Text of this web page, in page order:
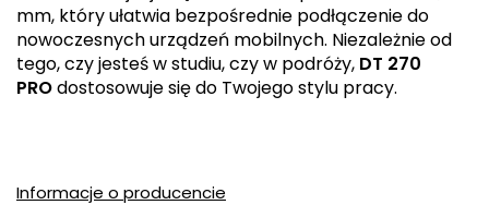
mm, który ułatwia bezpośrednie podłączenie do
nowoczesnych urządzeń mobilnych. Niezależnie od
tego, czy jesteś w studiu, czy w podróży, DT 270
PROdostosowuje się do Twojego stylu pracy.
Informacje o producencie